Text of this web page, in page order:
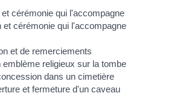
cérémonie qui l'accompagne
et cérémonie qui l'accompagne
et de remerciements
religieux sur la tombe
dans un cimetière
et fermeture d'un caveau